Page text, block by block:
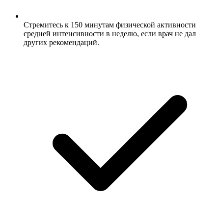
Стремитесь к 150 минутам физической активности
средней интенсивности в неделю, если врач не дал
других рекомендаций.